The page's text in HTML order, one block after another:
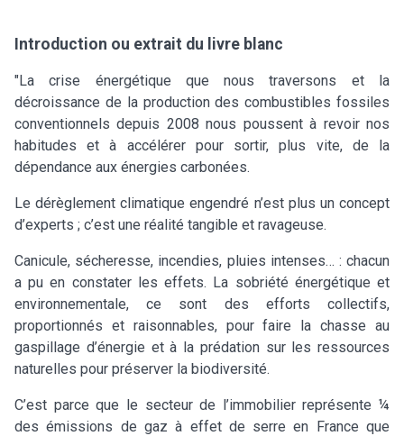
Introduction ou extrait du livre blanc
"La crise énergétique que nous traversons et la
décroissance de la production des combustibles fossiles
conventionnels depuis 2008 nous poussent à revoir nos
habitudes et à accélérer pour sortir, plus vite, de la
dépendance aux énergies carbonées.
Le dérèglement climatique engendré n’est plus un concept
d’experts ; c’est une réalité tangible et ravageuse.
Canicule, sécheresse, incendies, pluies intenses… : chacun
a pu en constater les effets. La sobriété énergétique et
environnementale, ce sont des efforts collectifs,
proportionnés et raisonnables, pour faire la chasse au
gaspillage d’énergie et à la prédation sur les ressources
naturelles pour préserver la biodiversité.
C’est parce que le secteur de l’immobilier représente ¼
des émissions de gaz à effet de serre en France que